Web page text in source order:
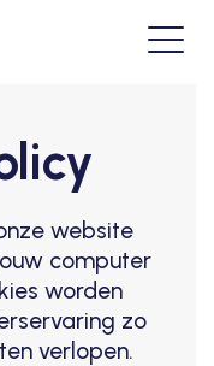
website
computer
worden
zo
verlopen.